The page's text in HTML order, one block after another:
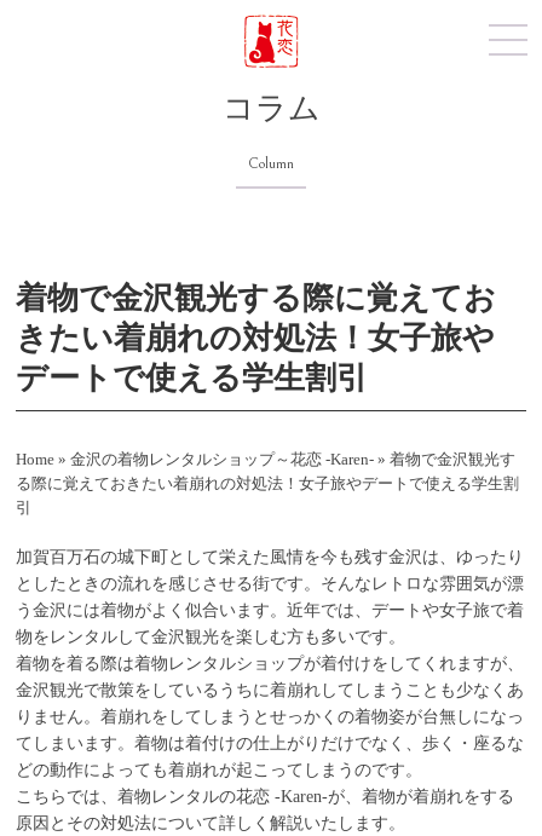
コラム
Column
着物で金沢観光する際に覚えてお
きたい着崩れの対処法！女子旅や
デートで使える学生割引
Home »金沢の着物レンタルショップ～花恋 -Karen- »着物で金沢観光す
る際に覚えておきたい着崩れの対処法！女子旅やデートで使える学生割
引
加賀百万石の城下町として栄えた風情を今も残す金沢は、ゆったり
としたときの流れを感じさせる街です。そんなレトロな雰囲気が漂
う金沢には着物がよく似合います。近年では、デートや女子旅で着
物をレンタルして金沢観光を楽しむ方も多いです。
着物を着る際は着物レンタルショップが着付けをしてくれますが、
金沢観光で散策をしているうちに着崩れしてしまうことも少なくあ
りません。着崩れをしてしまうとせっかくの着物姿が台無しになっ
てしまいます。着物は着付けの仕上がりだけでなく、歩く・座るな
どの動作によっても着崩れが起こってしまうのです。
こちらでは、着物レンタルの花恋 -Karen-が、着物が着崩れをする
原因とその対処法について詳しく解説いたします。